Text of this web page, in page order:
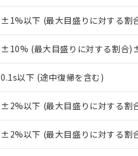
±1%以下 (最大目盛りに対する割
±10% (最大目盛りに対する割合
0.1s以下 (途中復帰を含む)
±2%以下 (最大目盛りに対する割
±2%以下 (最大目盛りに対する割
ご利用条件
本サービスは、
くものです。
当社制御機器事
在庫状況および
対応済み：EU
対応予定：EU RoHS
対応予定なし：EU
調査・確認中：EU
仕入先様の事情によ
があります。
*EU RoHS指令（10物質）：
鉛(Pb) 1000ppm以下、 水
フタル酸ビス(2-エチルヘキ
※1 中国RoHS○×
「○」：最大均質材
「×」：最大均質材料
「－」：未確認です
*中国RoHS10物質の基準値
Pb(鉛) :1000ppm、 Hg(水
当社は、これら
う）を輸出また
などの必要な手
当社は規制貨物
号
説明